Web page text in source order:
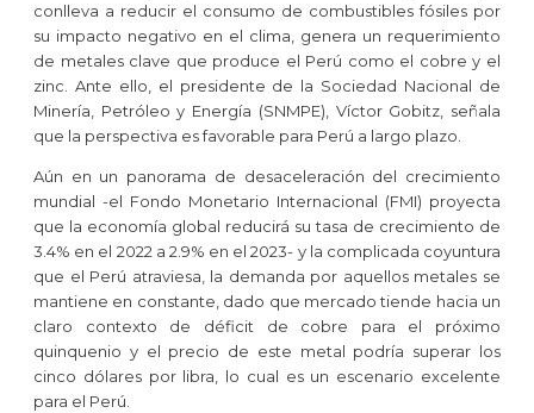
conlleva a reducir el consumo de combustibles fósiles por
su impacto negativo en el clima, genera un requerimiento
de metales clave que produce el Perú como el cobre y el
zinc. Ante ello, el presidente de la Sociedad Nacional de
Minería, Petróleo y Energía (SNMPE), Víctor Gobitz, señala
que la perspectiva es favorable para Perú a largo plazo.
Aún en un panorama de desaceleración del crecimiento
mundial -el Fondo Monetario Internacional (FMI) proyecta
que la economía global reducirá su tasa de crecimiento de
3.4% en el 2022 a 2.9% en el 2023- y la complicada coyuntura
que el Perú atraviesa, la demanda por aquellos metales se
mantiene en constante, dado que mercado tiende hacia un
claro contexto de déficit de cobre para el próximo
quinquenio y el precio de este metal podría superar los
cinco dólares por libra, lo cual es un escenario excelente
para el Perú.